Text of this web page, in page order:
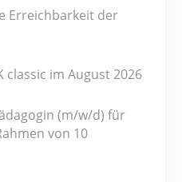
Erreichbarkeit der
classic im August 2026
(m/w/d) für
von 10